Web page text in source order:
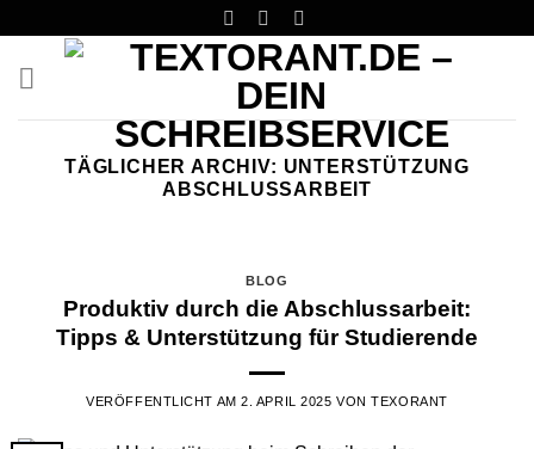
content
TÄGLICHER ARCHIV: UNTERSTÜTZUNG
ABSCHLUSSARBEIT
BLOG
Produktiv durch die Abschlussarbeit:
Tipps & Unterstützung für Studierende
VERÖFFENTLICHT AM2. APRIL 2025 VONTEXORANT